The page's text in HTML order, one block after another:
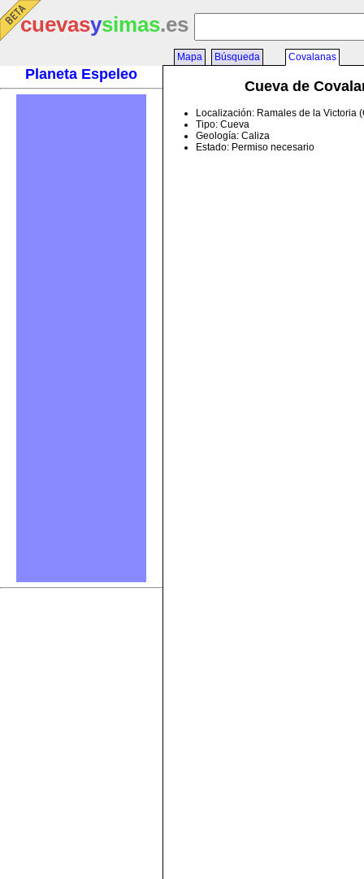
cuevasysimas.es
Planeta Espeleo
Mapa Búsqueda Covalanas
Cueva de
Localización: Ramales de la Victoria
Tipo: Cueva
Geología: Caliza
Estado: Permiso necesario